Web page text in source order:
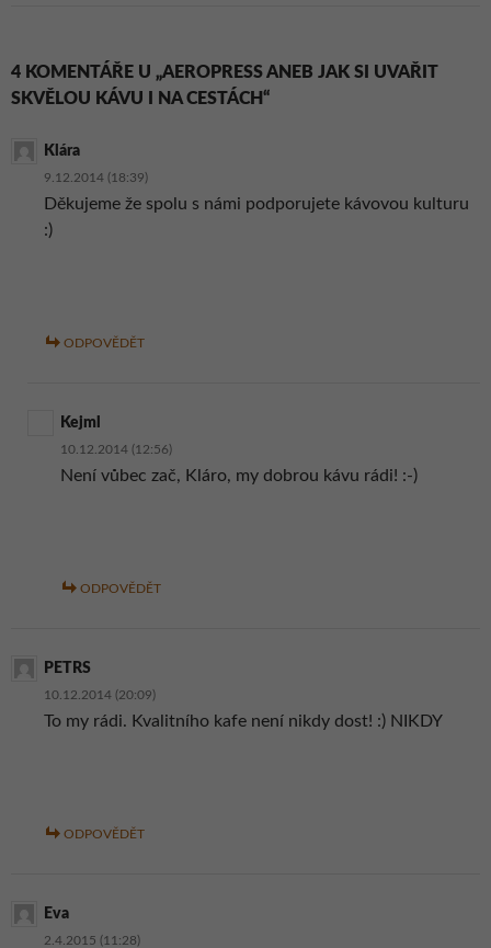
4 KOMENTÁŘE U „AEROPRESS ANEB JAK SI UVAŘIT
SKVĚLOU KÁVU I NA CESTÁCH“
Klára
9.12.2014 (18:39)
Děkujeme že spolu s námi podporujete kávovou kulturu
:)
ODPOVĚDĚT
Kejml
10.12.2014 (12:56)
Není vůbec zač, Kláro, my dobrou kávu rádi! :-)
ODPOVĚDĚT
PETRS
10.12.2014 (20:09)
To my rádi. Kvalitního kafe není nikdy dost! :) NIKDY
ODPOVĚDĚT
Eva
2.4.2015 (11:28)